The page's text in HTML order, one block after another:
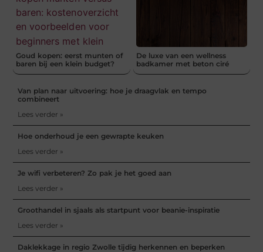
Goud kopen: eerst munten of
baren bij een klein budget?
De luxe van een wellness
badkamer met beton ciré
Van plan naar uitvoering: hoe je draagvlak en tempo
combineert
Lees verder »
Hoe onderhoud je een gewrapte keuken
Lees verder »
Je wifi verbeteren? Zo pak je het goed aan
Lees verder »
Groothandel in sjaals als startpunt voor beanie-inspiratie
Lees verder »
Daklekkage in regio Zwolle tijdig herkennen en beperken